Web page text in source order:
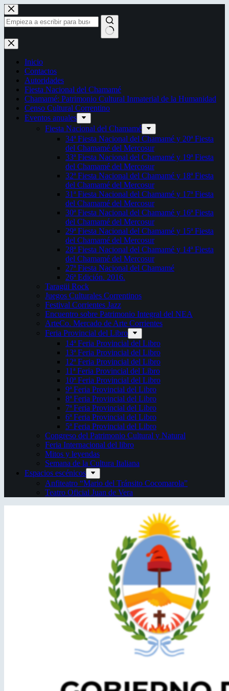
Saltar
al
contenido
Sin
resultados
Inicio
Contactos
Autoridades
Fiesta Nacional del Chamamé
Chamamé: Patrimonio Cultural Inmaterial de la Humanidad
Censo Cultural Correntino
Eventos anuales
Fiesta Nacional del Chamamé
34ª Fiesta Nacional del Chamamé y 20ª Fiesta
del Chamamé del Mercosur
33ª Fiesta Nacional del Chamamé y 19ª Fiesta
del Chamamé del Mercosur
32ª Fiesta Nacional del Chamamé y 18ª Fiesta
del Chamamé del Mercosur
31ª Fiesta Nacional del Chamamé y 17ª Fiesta
del Chamamé del Mercosur
30ª Fiesta Nacional del Chamamé y 16ª Fiesta
del Chamamé del Mercosur
29ª Fiesta Nacional del Chamamé y 15ª Fiesta
del Chamamé del Mercosur
28ª Fiesta Nacional del Chamamé y 14ª Fiesta
del Chamamé del Mercosur
27ª Fiesta Nacional del Chamamé
26ª Edición. 2016.
Taragüi Rock
Juegos Culturales Correntinos
Festival Corrientes Jazz
Encuentro sobre Patrimonio Integral del NEA
ArteCo. Mercado de Arte Corrientes
Feria Provincial del Libro
14ª Feria Provincial del Libro
13ª Feria Provincial del Libro
12ª Feria Provincial del Libro
11ª Feria Provincial del Libro
10ª Feria Provincial del Libro
9ª Feria Provincial del Libro
8ª Feria Provincial del Libro
7ª Feria Provincial del Libro
6ª Feria Provincial del Libro
5ª Feria Provincial del Libro
Congreso del Patrimonio Cultural y Natural
Feria Internacional del libro
Mitos y leyendas
Semana de la Cultura Italiana
Espacios escénicos
Anfiteatro “Mario del Tránsito Cocomarola”
Teatro Oficial Juan de Vera